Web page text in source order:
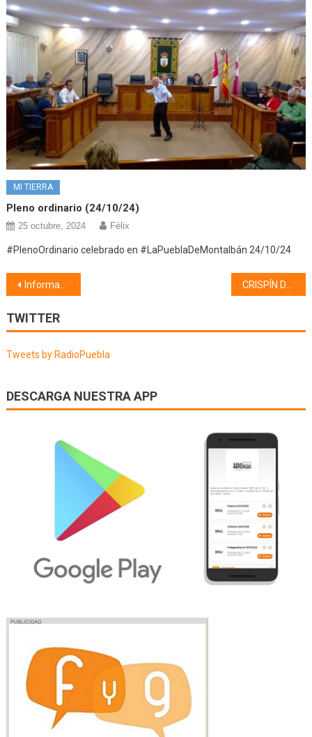
MI TIERRA
Pleno ordinario (24/10/24)
25 octubre, 2024 Félix
#PlenoOrdinario celebrado en #LaPueblaDeMontalbán 24/10/24
Navegación
de
entradas
Información Municipal (20/07/18) CRISPÍN D´OLOT ESTARÁ EN MELQUE EL DOMINGO A LAS 12 DEL MEDIODÍA
TWITTER
Tweets by RadioPuebla
DESCARGA NUESTRA APP